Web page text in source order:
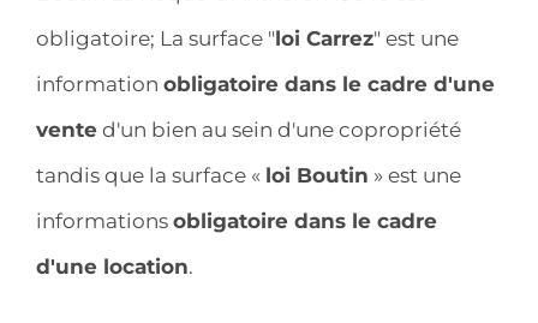
obligatoire; La surface "loi Carrez" est une
information obligatoire dans le cadre d'une
vente d'un bien au sein d'une copropriété
tandis que la surface « loi Boutin » est une
informations obligatoire dans le cadre
d'une location.